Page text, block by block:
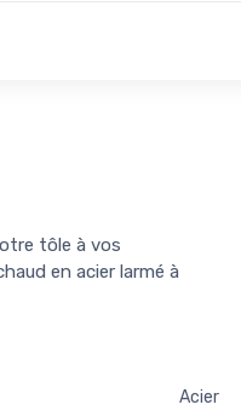
tôle à vos
en acier larmé à
Acier